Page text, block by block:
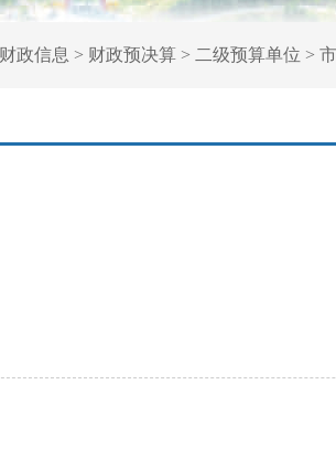
财政信息 > 财政预决算> 二级预算单位 >